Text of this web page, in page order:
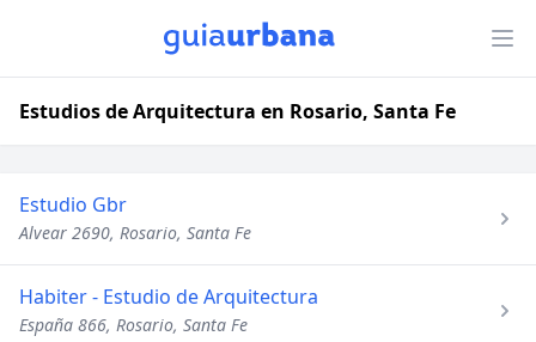
Estudios de Arquitectura en Rosario, Santa Fe
Estudio Gbr
Alvear 2690, Rosario, Santa Fe
Habiter - Estudio de Arquitectura
España 866, Rosario, Santa Fe